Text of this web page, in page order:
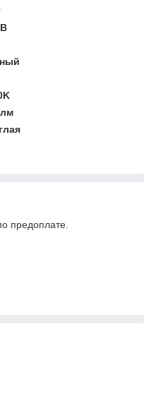
предоплате.